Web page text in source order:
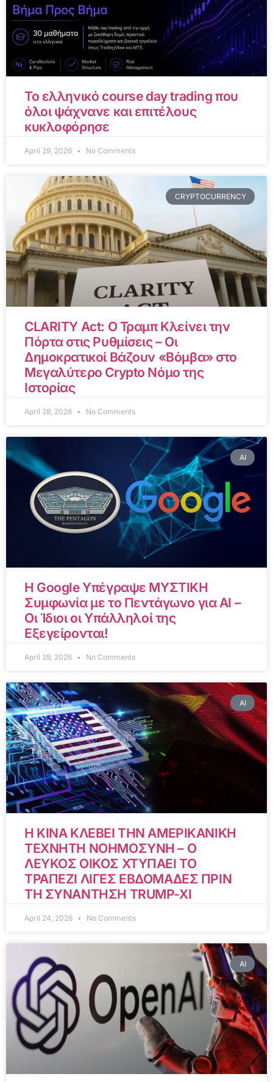
Το ελληνικό course day trading που
όλοι ψάχνανε και επιτέλους
κυκλοφόρησε
April 29, 2026 No Comments
CRYPTOCURRENCY
CLARITY Act: Ο Τραμπ Κλείνει την
Πόρτα στις Ρυθμίσεις – Οι
Δημοκρατικοί Βάζουν «Βόμβα» στο
Μεγαλύτερο Crypto Νόμο της
Ιστορίας
April 28, 2026 No Comments
AI
Η Google Υπέγραψε ΜΥΣΤΙΚΗ
Συμφωνία με το Πεντάγωνο για AI –
Οι Ίδιοι οι Υπάλληλοί της
Εξεγείρονται!
April 28, 2026 No Comments
AI
Η ΚΙΝΑ ΚΛΕΒΕΙ ΤΗΝ ΑΜΕΡΙΚΑΝΙΚΗ
ΤΕΧΝΗΤΗ ΝΟΗΜΟΣΥΝΗ – Ο
ΛΕΥΚΟΣ ΟΙΚΟΣ ΧΤΥΠΑΕΙ ΤΟ
ΤΡΑΠΕΖΙ ΛΙΓΕΣ ΕΒΔΟΜΑΔΕΣ ΠΡΙΝ
ΤΗ ΣΥΝΑΝΤΗΣΗ TRUMP-XI
April 24, 2026 No Comments
AI